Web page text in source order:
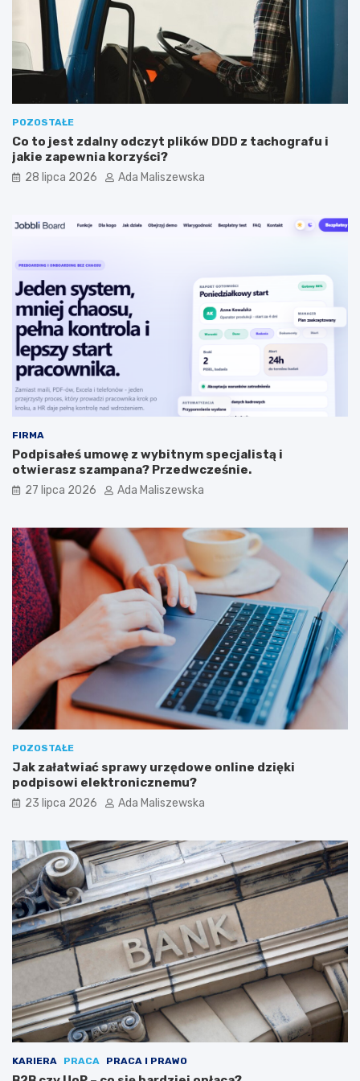
m
?
POZOSTAŁE
Co to jest zdalny odczyt plików DDD z tachografu i
jakie zapewnia korzyści?
28 lipca 2026 Ada Maliszewska
FIRMA
Podpisałeś umowę z wybitnym specjalistą i
otwierasz szampana? Przedwcześnie.
27 lipca 2026 Ada Maliszewska
POZOSTAŁE
Jak załatwiać sprawy urzędowe online dzięki
podpisowi elektronicznemu?
23 lipca 2026 Ada Maliszewska
KARIERA PRACA PRACA I PRAWO